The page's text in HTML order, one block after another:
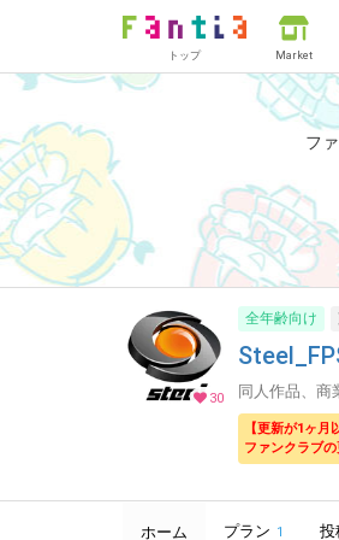
トップ Market
フ
30
全年齢向け
同人作品、商
【更新が1ヶ
ファンクラブ
ホーム プラン 1 投